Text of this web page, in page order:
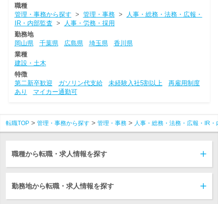
職種
管理・事務から探す > 管理・事務>
人事・総務・法務・広報・
IR・内部監査 >
人事・労務・採用
勤務地
岡山県
千葉県 広島県 埼玉県
香川県
業種
建設・土木
特徴
第二新卒歓迎
ガソリン代支給 未経験入社5割以上
再雇用制度
あり
マイカー通勤可
転職TOP 管理・事務から探す 管理・事務 人事・総務・法務・広報・IR・
職種から転職・求人情報を探す
勤務地から転職・求人情報を探す